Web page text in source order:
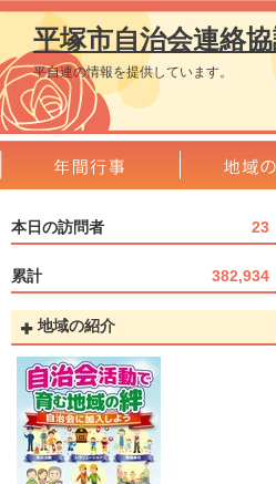
平塚市自治会連絡
平自連の情報を提供しています。
本日の訪問者 23
累計 382,934
地域の紹介